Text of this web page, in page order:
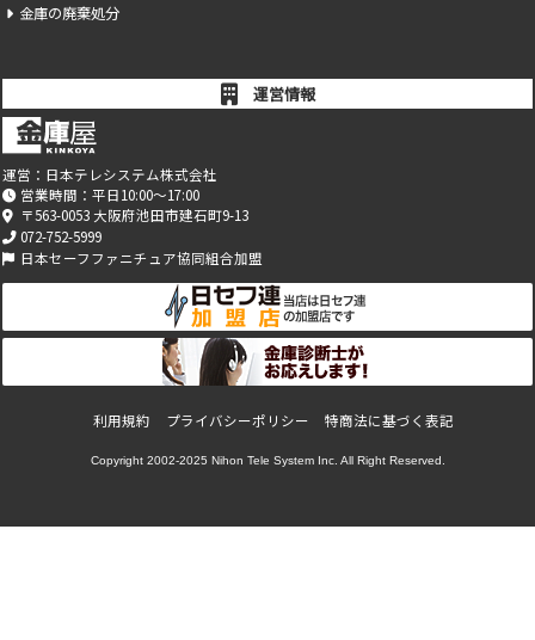
運営情報
運営： 日本テレシステム株式会社
営業時間：平日10:00～17:00
〒563-0053 大阪府池田市建石町9-13
072-752-5999
日本セーフファニチュア協同組合加盟
金庫の廃棄処分
利用規約 プライバシーポリシー 特商法に基づく表記
Copyright 2002-2025 Nihon Tele System Inc. All Right Reserved.